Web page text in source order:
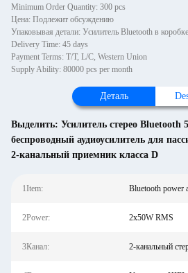
Minimum Order Quantity: 300 pcs
Цена: Подлежит обсуждению
Delivery Time: 45 days
Payment Terms: T/T, L/C, Western Union
Supply Ability: 80000 pcs per month
Деталь
Выделить: Усилитель стерео Bluetooth
беспроводный аудиоусилитель для
2-канальный приемник класса D
1Item: Bluetooth power
2Power: 2x50W RMS
3Канал: 2-канальный